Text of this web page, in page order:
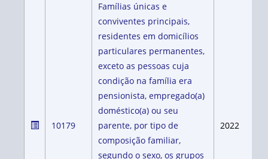
10179
Famílias únicas e
conviventes principais,
residentes em domicílios
particulares permanentes,
exceto as pessoas cuja
condição na família era
pensionista, empregado(a)
doméstico(a) ou seu
parente, por tipo de
composição familiar,
segundo o sexo, os grupos
2022